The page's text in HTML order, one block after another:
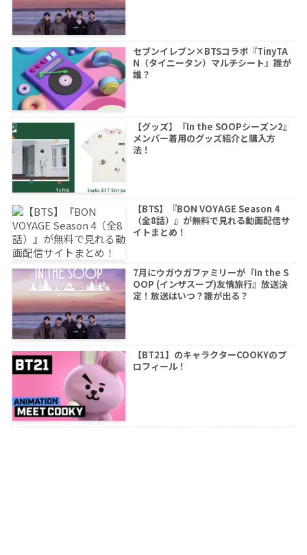
セブンイレブン×BTSコラボ『TinyTA
N（タイニータン）マルチシート』誰が
誰？
【グッズ】『In the SOOPシーズン2』
メンバー着用のグッズ紹介と購入方
法！
【BTS】『BON VOYAGE Season 4
（全8話）』が無料で見れる動画配信サ
イトまとめ！
7月にウガウガファミリーが『In the S
OOP (インザスープ)友情旅行』放送決
定！放送はいつ？誰が出る？
【BT21】のキャラクターCOOKYのプ
ロフィール！